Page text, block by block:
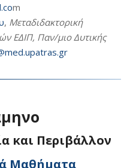
m
, Μεταδιδακτορική
ΕΔΙΠ, Παν/μιο Δυτικής
και Περιβάλλον
Μαθήματα